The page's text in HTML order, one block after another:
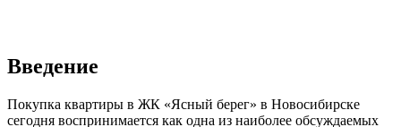
Введение
Покупка квартиры в ЖК «Ясный берег» в Новосибирске
сегодня воспринимается как одна из наиболее обсуждаемых